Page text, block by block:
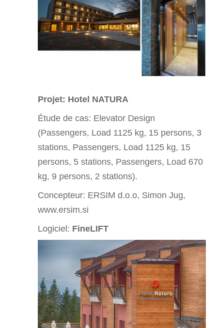
Projet: Hotel NATURA
Étude de cas: Elevator Design
(Passengers, Load 1125 kg, 15 persons, 3
stations, Passengers, Load 1125 kg, 15
persons, 5 stations, Passengers, Load 670
kg, 9 persons, 2 stations).
Concepteur: ERSIM d.o.o, Simon Jug,
www.ersim.si
Logiciel: FineLIFT